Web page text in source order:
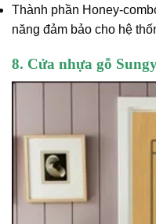
Thành phần Honey-
năng đảm bảo cho hệ
8. Cửa nhựa gỗ